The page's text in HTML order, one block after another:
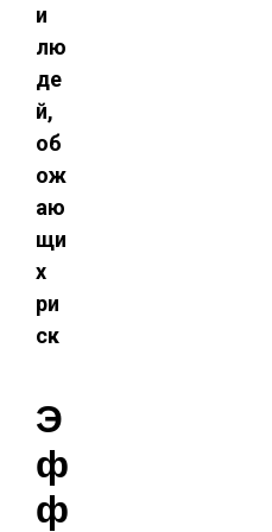
и
лю
де
й,
об
ож
аю
щи
х
ри
ск
Э
ф
ф